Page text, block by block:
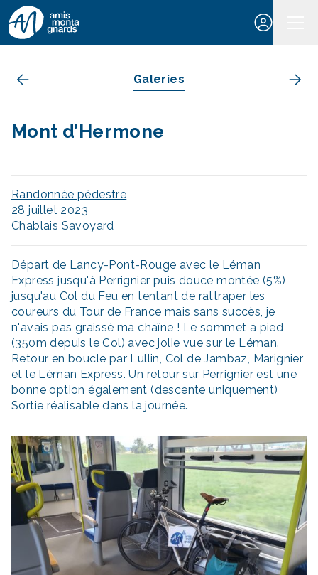
Aller au contenu
Galeries
Mont d’Hermone
Randonnée pédestre
28 juillet 2023
Chablais Savoyard
Départ de Lancy-Pont-Rouge avec le Léman
Express jusqu'à Perrignier puis douce montée (5%)
jusqu'au Col du Feu en tentant de rattraper les
coureurs du Tour de France mais sans succès, je
n'avais pas graissé ma chaîne ! Le sommet à pied
(350m depuis le Col) avec jolie vue sur le Léman.
Retour en boucle par Lullin, Col de Jambaz, Marignier
et le Léman Express. Un retour sur Perrignier est une
bonne option également (descente uniquement)
Sortie réalisable dans la journée.